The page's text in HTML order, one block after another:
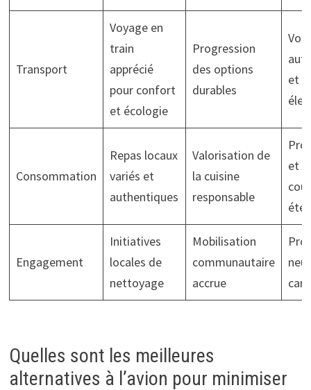
Transport
Voyage en
train
apprécié
pour confort
et écologie
Progression
des options
durables
et
Consommation
Repas locaux
variés et
authentiques
Valorisation de
la cuisine
responsable
et
Engagement
Initiatives
locales de
nettoyage
Mobilisation
communautaire
accrue
Quelles sont les meilleures
alternatives à l’avion pour minimiser